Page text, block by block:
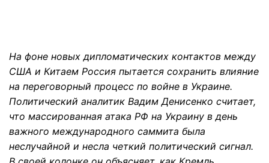
На фоне новых дипломатических контактов между
США и Китаем Россия пытается сохранить влияние
на переговорный процесс по войне в Украине.
Политический аналитик Вадим Денисенко считает,
что массированная атака РФ на Украину в день
важного международного саммита была
неслучайной и несла четкий политический сигнал.